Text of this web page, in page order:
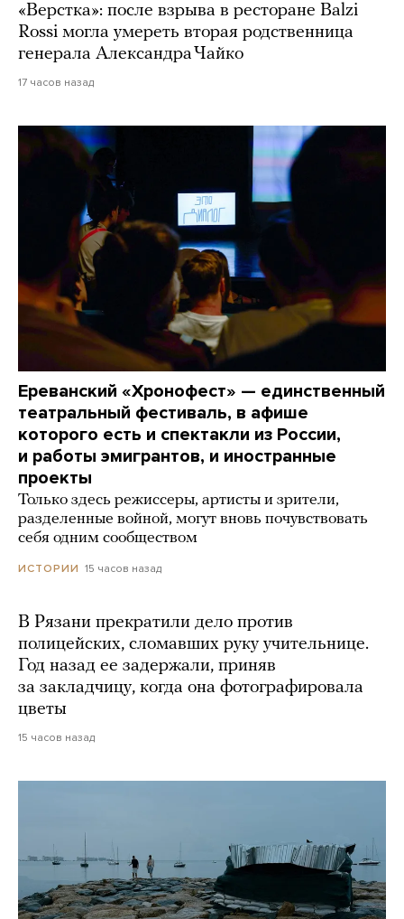
«Верстка»: после взрыва в ресторане Balzi
Rossi могла умереть вторая родственница
генерала Александра Чайко
17 часов назад
Ереванский «Хронофест» — единственный
театральный фестиваль, в афише
которого есть и спектакли из России,
и работы эмигрантов, и иностранные
проекты
Только здесь режиссеры, артисты и зрители,
разделенные войной, могут вновь почувствовать
себя одним сообществом
ИСТОРИИ 15 часов назад
В Рязани прекратили дело против
полицейских, сломавших руку учительнице.
Год назад ее задержали, приняв
за закладчицу, когда она фотографировала
цветы
15 часов назад